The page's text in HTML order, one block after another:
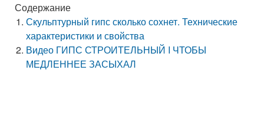
Содержание
Скульптурный гипс сколько сохнет. Технические
характеристики и свойства
Видео ГИПС СТРОИТЕЛЬНЫЙ I ЧТОБЫ
МЕДЛЕННЕЕ ЗАСЫХАЛ